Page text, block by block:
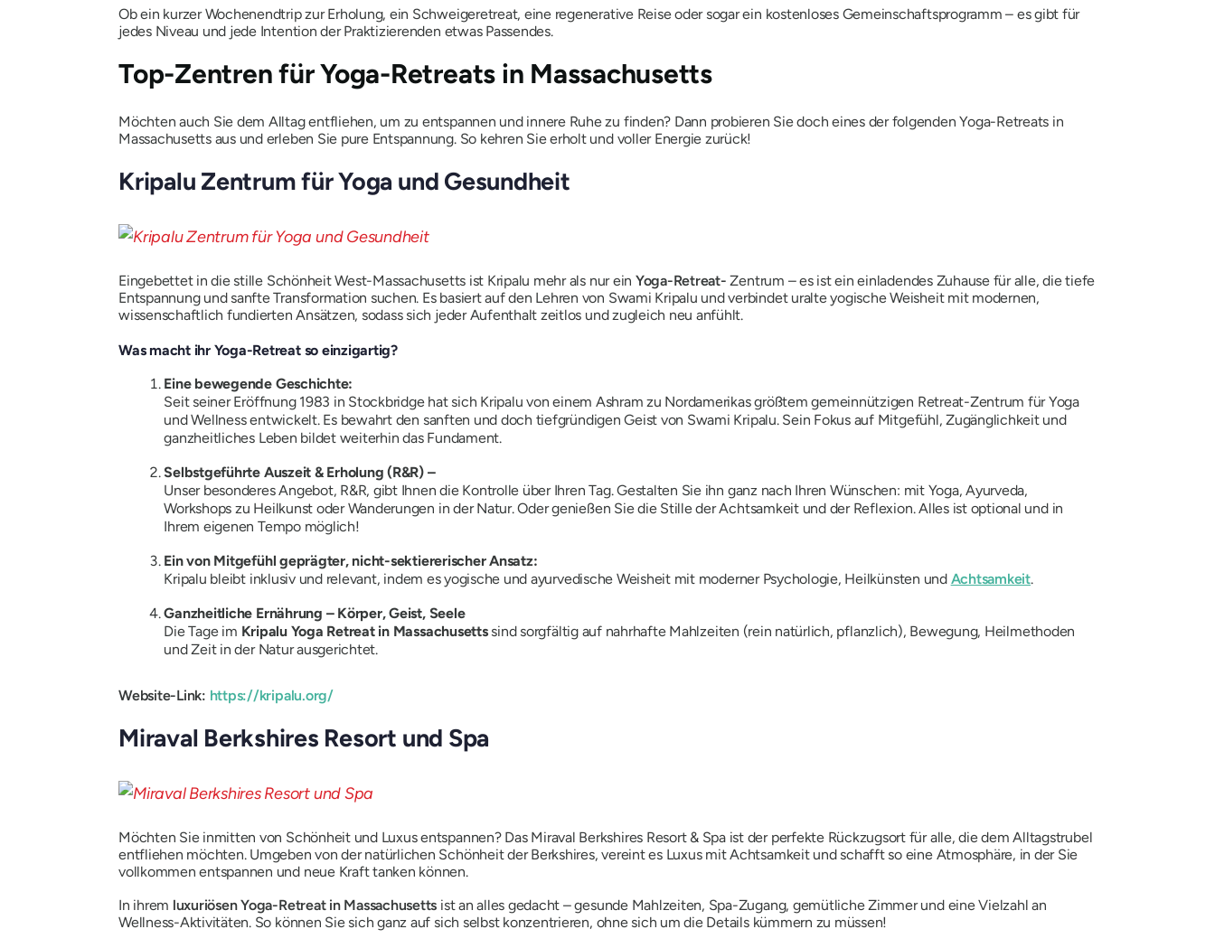
Ob ein kurzer Wochenendtrip zur Erholung, ein Schweigeretreat, eine regenerative Reise oder sogar ein kostenloses Gemeinschaftsprogramm – es gibt für
jedes Niveau und jede Intention der Praktizierenden etwas Passendes.
Top-Zentren für Yoga-Retreats in Massachusetts
Möchten auch Sie dem Alltag entfliehen, um zu entspannen und innere Ruhe zu finden? Dann probieren Sie doch eines der folgenden Yoga-Retreats in
Massachusetts aus und erleben Sie pure Entspannung. So kehren Sie erholt und voller Energie zurück!
Kripalu Zentrum für Yoga und Gesundheit
Eingebettet in die stille Schönheit West-Massachusetts ist Kripalu mehr als nur ein Yoga-Retreat-Zentrum – es ist ein einladendes Zuhause für alle, die tiefe
Entspannung und sanfte Transformation suchen. Es basiert auf den Lehren von Swami Kripalu und verbindet uralte yogische Weisheit mit modernen,
wissenschaftlich fundierten Ansätzen, sodass sich jeder Aufenthalt zeitlos und zugleich neu anfühlt.
Was macht ihr Yoga-Retreat so einzigartig?
Eine bewegende Geschichte:
Seit seiner Eröffnung 1983 in Stockbridge hat sich Kripalu von einem Ashram zu Nordamerikas größtem gemeinnützigen Retreat-Zentrum für Yoga
und Wellness entwickelt. Es bewahrt den sanften und doch tiefgründigen Geist von Swami Kripalu. Sein Fokus auf Mitgefühl, Zugänglichkeit und
ganzheitliches Leben bildet weiterhin das Fundament.
Selbstgeführte Auszeit & Erholung (R&R) –
Unser besonderes Angebot, R&R, gibt Ihnen die Kontrolle über Ihren Tag. Gestalten Sie ihn ganz nach Ihren Wünschen: mit Yoga, Ayurveda,
Workshops zu Heilkunst oder Wanderungen in der Natur. Oder genießen Sie die Stille der Achtsamkeit und der Reflexion. Alles ist optional und in
Ihrem eigenen Tempo möglich!
Ein von Mitgefühl geprägter, nicht-sektiererischer Ansatz:
Kripalu bleibt inklusiv und relevant, indem es yogische und ayurvedische Weisheit mit moderner Psychologie, Heilkünsten und Achtsamkeit.
Ganzheitliche Ernährung – Körper, Geist, Seele
Die Tage im Kripalu Yoga Retreat in Massachusettssind sorgfältig auf nahrhafte Mahlzeiten (rein natürlich, pflanzlich), Bewegung, Heilmethoden
und Zeit in der Natur ausgerichtet.
Website-Link: https://kripalu.org/
Miraval Berkshires Resort und Spa
Möchten Sie inmitten von Schönheit und Luxus entspannen? Das Miraval Berkshires Resort & Spa ist der perfekte Rückzugsort für alle, die dem Alltagstrubel
entfliehen möchten. Umgeben von der natürlichen Schönheit der Berkshires, vereint es Luxus mit Achtsamkeit und schafft so eine Atmosphäre, in der Sie
vollkommen entspannen und neue Kraft tanken können.
In ihrem luxuriösen Yoga-Retreat in Massachusetts ist an alles gedacht – gesunde Mahlzeiten, Spa-Zugang, gemütliche Zimmer und eine Vielzahl an
Wellness-Aktivitäten. So können Sie sich ganz auf sich selbst konzentrieren, ohne sich um die Details kümmern zu müssen!